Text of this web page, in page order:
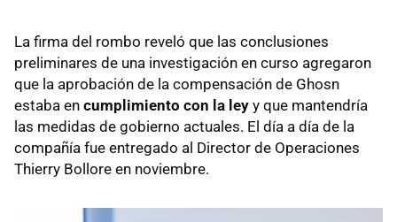
La firma del rombo reveló que las conclusiones
preliminares de una investigación en curso agregaron
que la aprobación de la compensación de Ghosn
estaba en cumplimiento con la ley y que mantendría
las medidas de gobierno actuales. El día a día de la
compañía fue entregado al Director de Operaciones
Thierry Bollore en noviembre.